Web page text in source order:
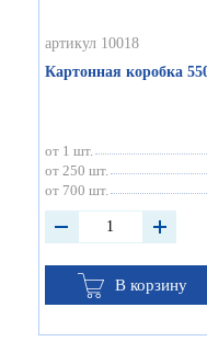
артикул 10018
Картонная коробка
от 1 шт.
от 250 шт.
от 700 шт.
В корзину